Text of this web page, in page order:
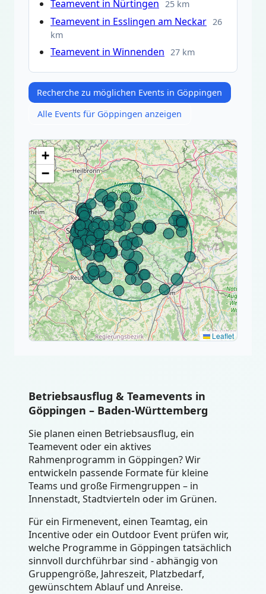
Teamevent in Nürtingen 25 km
Teamevent in Esslingen am Neckar 26
km
Teamevent in Winnenden 27 km
Recherche zu möglichen Events in Göppingen
Alle Events für Göppingen anzeigen
+
−
Leaflet
Betriebsausflug & Teamevents in
Göppingen – Baden-Württemberg
Sie planen einen Betriebsausflug, ein
Teamevent oder ein aktives
Rahmenprogramm in Göppingen? Wir
entwickeln passende Formate für kleine
Teams und große Firmengruppen – in
Innenstadt, Stadtvierteln oder im Grünen.
Für ein Firmenevent, einen Teamtag, ein
Incentive oder ein Outdoor Event prüfen wir,
welche Programme in Göppingen tatsächlich
sinnvoll durchführbar sind - abhängig von
Gruppengröße, Jahreszeit, Platzbedarf,
gewünschtem Ablauf und Anreise.